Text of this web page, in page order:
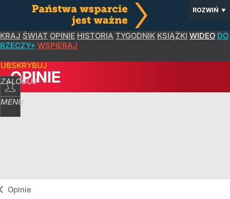
ROZWIŃ ▼
KRAJ ŚWIAT OPINIE HISTORIA TYGODNIK KSIĄŻKI WIDEO DO
RZECZY+ WSPIERAJ
ZALOGUJ
MENU
OPINIE
Opinie